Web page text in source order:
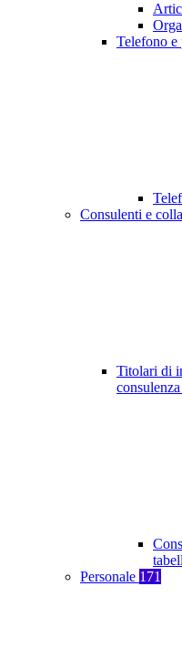
Telefono e
Consulenti e
Titolari di
consulenza
Personale 171